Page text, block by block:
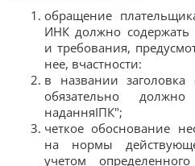
обращение
ИНК должно содержать
и требования,
нее, вчастности:
в названии
обязательно
наданняІПК";
четкое обоснование
на нормы
учетом